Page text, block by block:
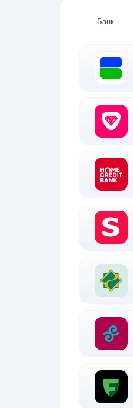
Банк